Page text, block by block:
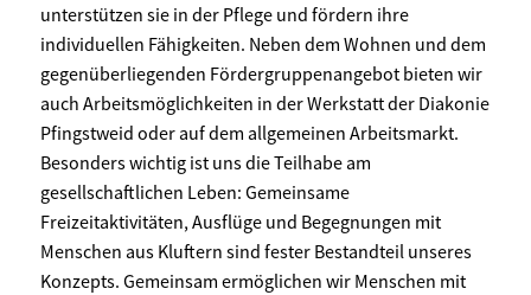
unterstützen sie in der Pflege und fördern ihre
individuellen Fähigkeiten. Neben dem Wohnen und dem
gegenüberliegenden Fördergruppenangebot bieten wir
auch Arbeitsmöglichkeiten in der Werkstatt der Diakonie
Pfingstweid oder auf dem allgemeinen Arbeitsmarkt.
Besonders wichtig ist uns die Teilhabe am
gesellschaftlichen Leben: Gemeinsame
Freizeitaktivitäten, Ausflüge und Begegnungen mit
Menschen aus Kluftern sind fester Bestandteil unseres
Konzepts. Gemeinsam ermöglichen wir Menschen mit